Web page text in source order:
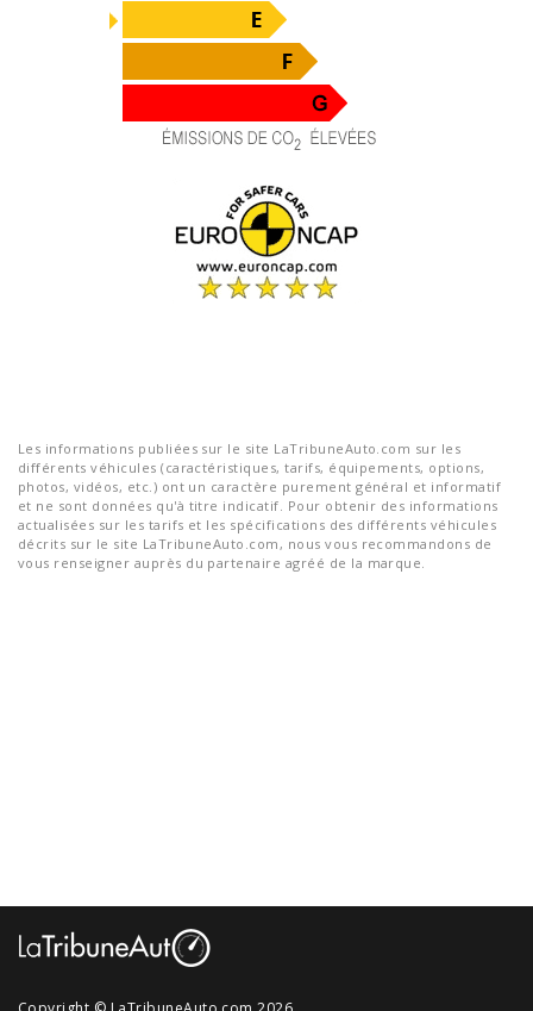
Les informations publiées sur le site LaTribuneAuto.com sur les
différents véhicules (caractéristiques, tarifs, équipements, options,
photos, vidéos, etc.) ont un caractère purement général et informatif
et ne sont données qu'à titre indicatif. Pour obtenir des informations
actualisées sur les tarifs et les spécifications des différents véhicules
décrits sur le site LaTribuneAuto.com, nous vous recommandons de
vous renseigner auprès du partenaire agréé de la marque.